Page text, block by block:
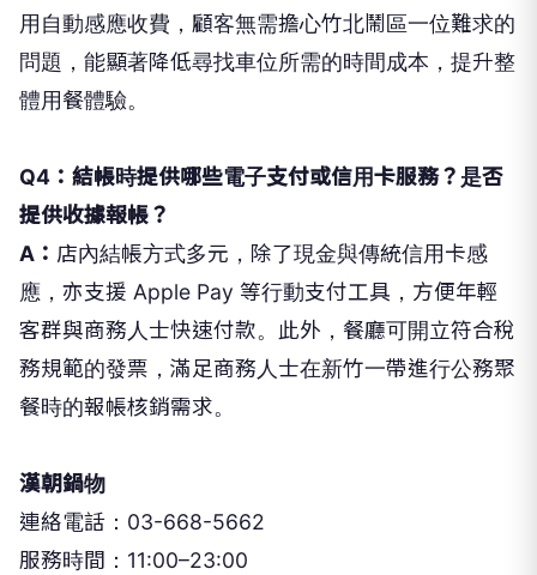
用自動感應收費，顧客無需擔心竹北鬧區一位難求的
問題，能顯著降低尋找車位所需的時間成本，提升整
體用餐體驗。
Q4：結帳時提供哪些電子支付或信用卡服務？是否
提供收據報帳？
A： 店內結帳方式多元，除了現金與傳統信用卡感
應，亦支援 Apple Pay 等行動支付工具，方便年輕
客群與商務人士快速付款。此外，餐廳可開立符合稅
務規範的發票，滿足商務人士在新竹一帶進行公務聚
餐時的報帳核銷需求。
漢朝鍋物
連絡電話：03-668-5662
服務時間：11:00–23:00